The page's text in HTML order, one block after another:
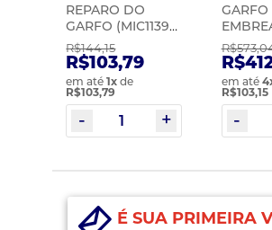
REPARO DO
GARFO (MIC1139) |
MIC | 2037
R$144,15
R$103,79
em até1x de
R$103,79
| 1139
em até 4
R$103,15
É SUA PRIMEIRA